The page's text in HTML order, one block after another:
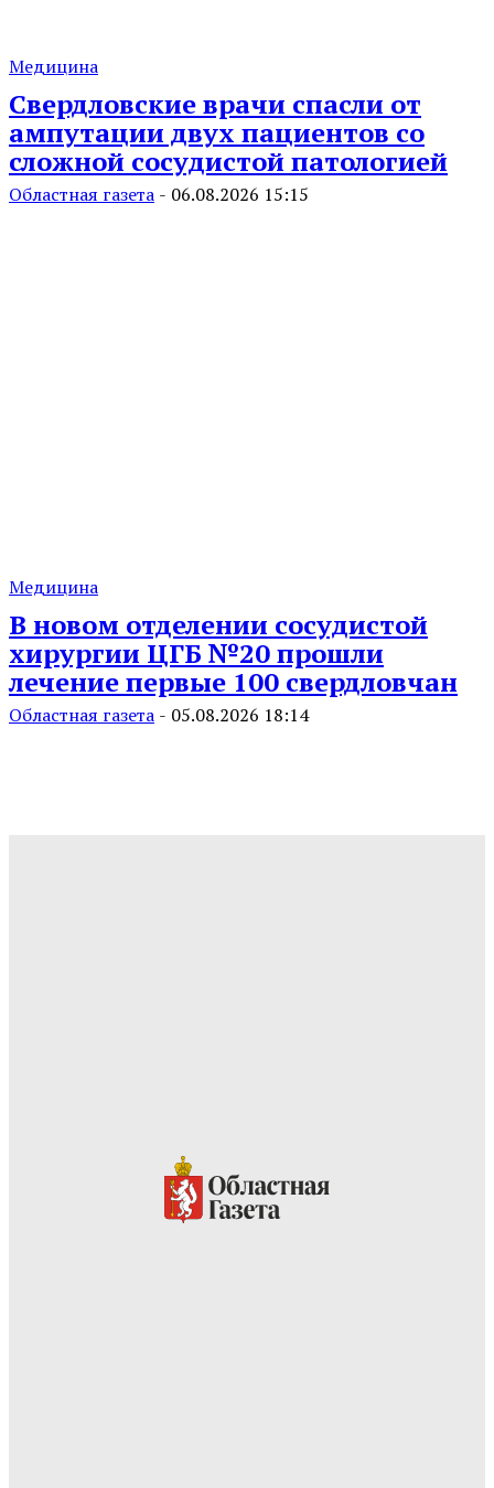
Медицина
Свердловские врачи спасли от
ампутации двух пациентов со
сложной сосудистой патологией
Областная газета - 06.08.2026 15:15
Медицина
В новом отделении сосудистой
хирургии ЦГБ №20 прошли
лечение первые 100 свердловчан
Областная газета - 05.08.2026 18:14